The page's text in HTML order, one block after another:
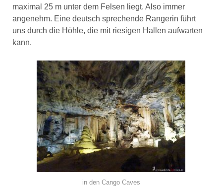
maximal 25 m unter dem Felsen liegt. Also immer
angenehm. Eine deutsch sprechende Rangerin führt
uns durch die Höhle, die mit riesigen Hallen aufwarten
kann.
in den Cango Caves